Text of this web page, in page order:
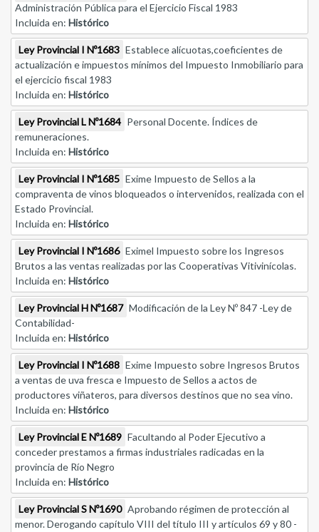
Administración Pública para el Ejercicio Fiscal 1983
Incluida en: Histórico
Ley Provincial I Nº1683 Establece alícuotas,coeficientes de
actualización e impuestos mínimos del Impuesto Inmobiliario para
el ejercicio fiscal 1983
Incluida en: Histórico
Ley Provincial L Nº1684 Personal Docente. Índices de
remuneraciones.
Incluida en: Histórico
Ley Provincial I Nº1685 Exime Impuesto de Sellos a la
compraventa de vinos bloqueados o intervenidos, realizada con el
Estado Provincial.
Incluida en: Histórico
Ley Provincial I Nº1686 Eximel Impuesto sobre los Ingresos
Brutos a las ventas realizadas por las Cooperativas Vitivinícolas.
Incluida en: Histórico
Ley Provincial H Nº1687 Modificación de la Ley Nº 847 -Ley de
Contabilidad-
Incluida en: Histórico
Ley Provincial I Nº1688 Exime Impuesto sobre Ingresos Brutos
a ventas de uva fresca e Impuesto de Sellos a actos de
productores viñateros, para diversos destinos que no sea vino.
Incluida en: Histórico
Ley Provincial E Nº1689 Facultando al Poder Ejecutivo a
conceder prestamos a firmas industriales radicadas en la
provincia de Río Negro
Incluida en: Histórico
Ley Provincial S Nº1690 Aprobando régimen de protección al
menor. Derogando capítulo VIII del título III y artículos 69 y 80 -